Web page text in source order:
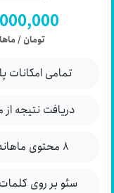
تومان/
تمامی امکانات
دریافت نتیجه از
سئو بر روی